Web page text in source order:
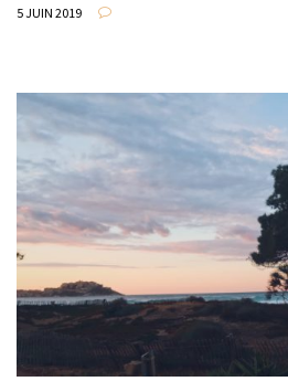
5 JUIN 2019